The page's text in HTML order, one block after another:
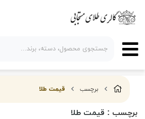
برچسب قیمت طلا
برچسب : قیمت طلا